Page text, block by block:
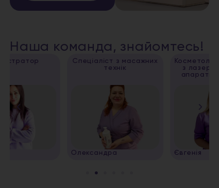
Наша команда, знайомтесь!
Спеціаліст з масажних
Косметолог, спеціаліст
з лазерної епіляції,
апаратних методик